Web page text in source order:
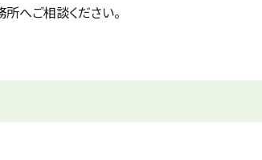
へご相談ください。